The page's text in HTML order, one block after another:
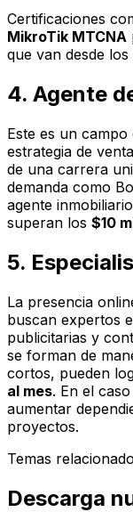
Certificaciones
MikroTik MTCNA
que van desde los
4. Agente
Este es un
estrategia de
de una carrera
demanda como
agente
superan los $10
5.
La presencia
buscan expertos
publicitarias y
se forman de
cortos, pueden
al mes. En el
aumentar
proyectos.
Temas
Descarga